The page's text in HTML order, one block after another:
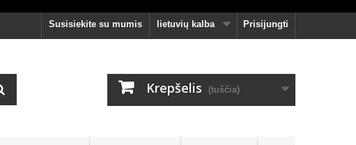
Prisijungti
lietuvių kalba
Susisiekite su mumis
Krepšelis (tuščia)